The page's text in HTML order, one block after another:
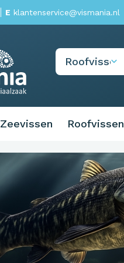
E klantenservice@vismania.nl
Zeevissen Roofvissen